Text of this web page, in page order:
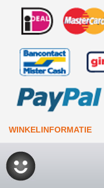
WINKELINFORMATIE